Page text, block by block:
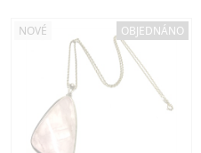
NOVÉ OBJEDNÁNO